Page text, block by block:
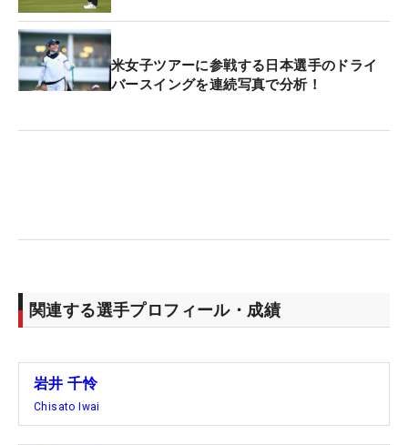
双子の姉・明愛は終盤16番にダブルボギー、最終18
番でボギーと崩れて「74」と落としながら、同じく
62位で予選を通過。最終18番はティショットが右の
そのネリーは、先週の海外メジャー「シェブロン選
井ツインズも週末に存在感を示したい。（文・笠井
米女子ツアーに参戦する日本選手のドライ
バースイングを連続写真で分析！
関連する選手プロフィール・成績
岩井 千怜
Chisato Iwai